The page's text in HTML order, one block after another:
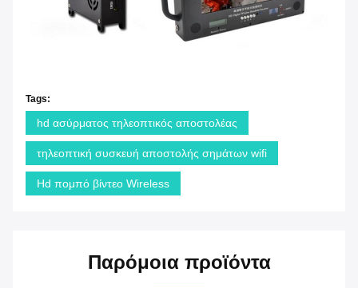
Tags:
hd ασύρματος τηλεοπτικός αποστολέας
τηλεοπτική συσκευή αποστολής σημάτων wifi
Hd πομπό βίντεο Wireless
Παρόμοια προϊόντα